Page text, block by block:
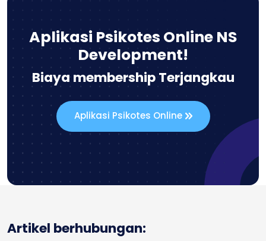
Aplikasi Psikotes Online NS
Development!
Biaya membership Terjangkau
Aplikasi Psikotes Online
Artikel berhubungan: